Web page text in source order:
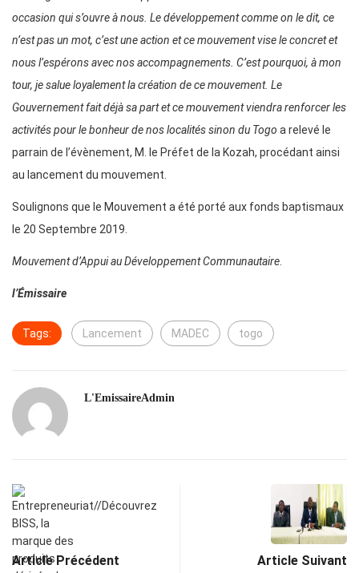
occasion qui s’ouvre à nous. Le développement comme on le dit, ce
n’est pas un mot, c’est une action et ce mouvement vise le concret et
nous l’espérons avec nos accompagnements. C’est pourquoi, à mon
tour, je salue loyalement la création de ce mouvement. Le
Gouvernement fait déjà sa part et ce mouvement viendra renforcer les
activités pour le bonheur de nos localités sinon du Togo a relevé le
parrain de l’évènement, M. le Préfet de la Kozah, procédant ainsi
au lancement du mouvement.
Soulignons que le Mouvement a été porté aux fonds baptismaux
le 20 Septembre 2019.
Mouvement d’Appui au Développement Communautaire.
l’Émissaire
Tags: Lancement MADEC togo
L'EmissaireAdmin
Article Précédent Article Suivant